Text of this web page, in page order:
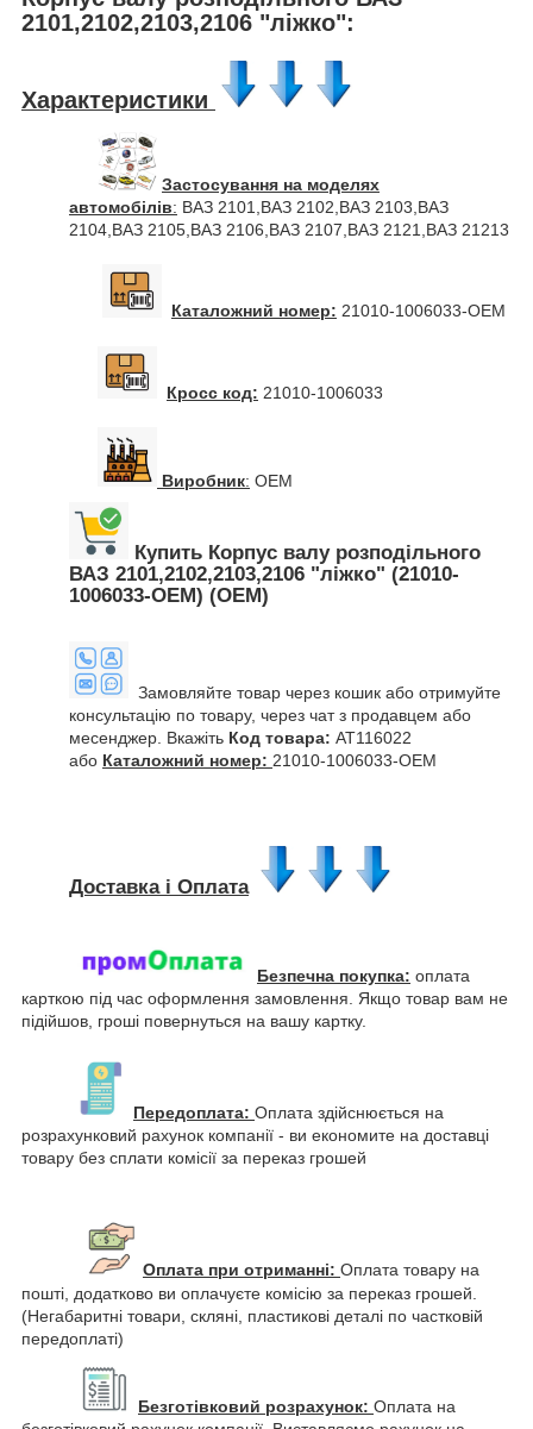
2101,2102,2103,2106 "ліжко":
Характеристики
Застосування на моделях
автомобілів: ВАЗ 2101,ВАЗ 2102,ВАЗ 2103,ВАЗ
2104,ВАЗ 2105,ВАЗ 2106,ВАЗ 2107,ВАЗ 2121,ВАЗ 21213
Каталожний номер: 21010-1006033-OEM
Кросс код: 21010-1006033
Виробник: OEM
Купить Корпус валу розподільного
ВАЗ 2101,2102,2103,2106 "ліжко" (21010-
1006033-OEM) (OEM)
Замовляйте товар через кошик або отримуйте
консультацію по товару, через чат з продавцем або
месенджер. Вкажіть Код товара: AT116022
або Каталожний номер: 21010-1006033-OEM
Доставка і Оплата
Безпечна покупка: оплата
карткою під час оформлення замовлення. Якщо товар вам не
підійшов, гроші повернуться на вашу картку.
Передоплата: Оплата здійснюється на
розрахунковий рахунок компанії - ви економите на доставці
товару без сплати комісії за переказ грошей
Оплата при отриманні: Оплата товару на
пошті, додатково ви оплачуєте комісію за переказ грошей.
(Негабаритні товари, скляні, пластикові деталі по частковій
передоплаті)
Безготівковий розрахунок: Оплата на